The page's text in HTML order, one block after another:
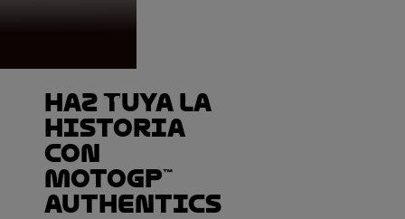
Haz tuya la
historia
con
MotoGP™
Authentics